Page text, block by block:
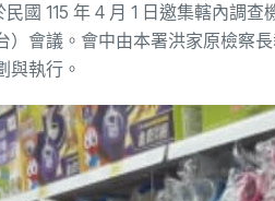
國 115 年 4 月 1 日邀集轄內調
）會議。會中由本署洪家原檢察
與執行。